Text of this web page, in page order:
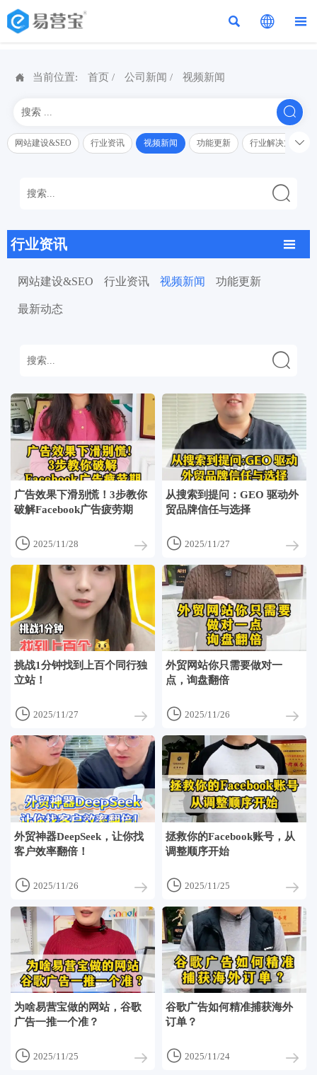
  
 当前位置: 首页 / 公司新闻 / 视频新闻

网站建设&SEO 行业资讯 视频新闻 功能更新 行业解决方案解读


行业资讯 
网站建设&SEO 行业资讯 视频新闻 功能更新
最新动态

广告效果下滑别慌！3步教你
破解Facebook广告疲劳期
 2025/11/28
从搜索到提问：GEO 驱动外
贸品牌信任与选择
 2025/11/27
挑战1分钟找到上百个同行独
立站！
 2025/11/27
外贸网站你只需要做对一
点，询盘翻倍
 2025/11/26
外贸神器DeepSeek，让你找
客户效率翻倍！
 2025/11/26
拯救你的Facebook账号，从
调整顺序开始
 2025/11/25
为啥易营宝做的网站，谷歌
广告一推一个准？
 2025/11/25
谷歌广告如何精准捕获海外
订单？
 2025/11/24